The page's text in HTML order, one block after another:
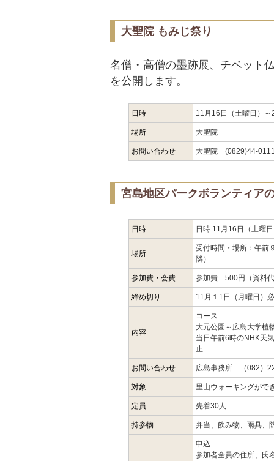
大聖院 もみじ祭り
名僧・高僧の墨跡展、チベット
を公開します。
日時 11月16日（土曜日）
場所 大聖院
お問い合わせ 大聖院 (0829)44-
宮島地区パークボランティア
日時 日時 11月16日（土曜
場所
受付時間・場所：午前
隣）
参加費・会費 参加費 500円（資料
締め切り 11月１1日（月曜日）
内容
コース
大元公園～広島大学植
当日午前6時のNHK天
止
お問い合わせ 広島事務所 （082）
対象 里山ウォーキングがで
定員 先着30人
持参物 弁当、飲み物、雨具、
申込
参加者全員の住所、氏